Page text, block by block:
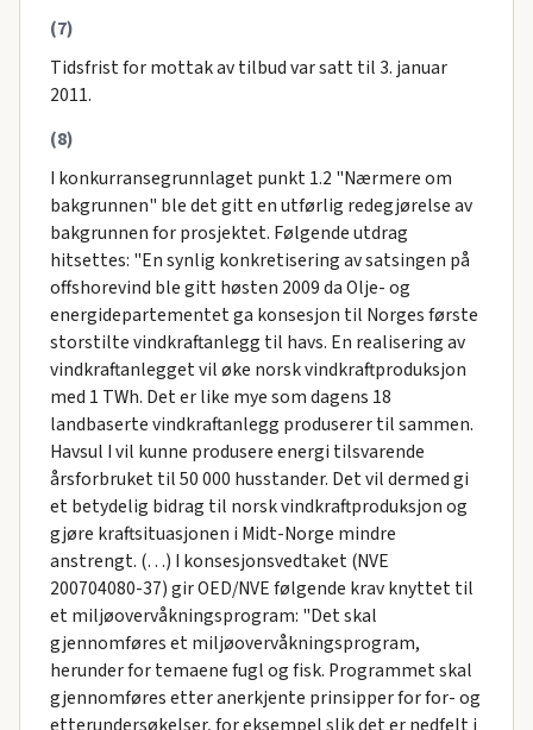
(7)
Tidsfrist for mottak av tilbud var satt til 3. januar
2011.
(8)
I konkurransegrunnlaget punkt 1.2 "Nærmere om
bakgrunnen" ble det gitt en utførlig redegjørelse av
bakgrunnen for prosjektet. Følgende utdrag
hitsettes: "En synlig konkretisering av satsingen på
offshorevind ble gitt høsten 2009 da Olje- og
energidepartementet ga konsesjon til Norges første
storstilte vindkraftanlegg til havs. En realisering av
vindkraftanlegget vil øke norsk vindkraftproduksjon
med 1 TWh. Det er like mye som dagens 18
landbaserte vindkraftanlegg produserer til sammen.
Havsul I vil kunne produsere energi tilsvarende
årsforbruket til 50 000 husstander. Det vil dermed gi
et betydelig bidrag til norsk vindkraftproduksjon og
gjøre kraftsituasjonen i Midt-Norge mindre
anstrengt. (…) I konsesjonsvedtaket (NVE
200704080-37) gir OED/NVE følgende krav knyttet til
et miljøovervåkningsprogram: "Det skal
gjennomføres et miljøovervåkningsprogram,
herunder for temaene fugl og fisk. Programmet skal
gjennomføres etter anerkjente prinsipper for for- og